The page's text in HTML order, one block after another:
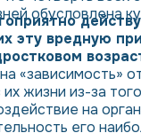
обусловлена
эту вредную
«зависимость»
жизни из-за
на
его